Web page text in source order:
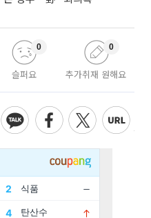
슬퍼요
0
추가취재 원해요
0